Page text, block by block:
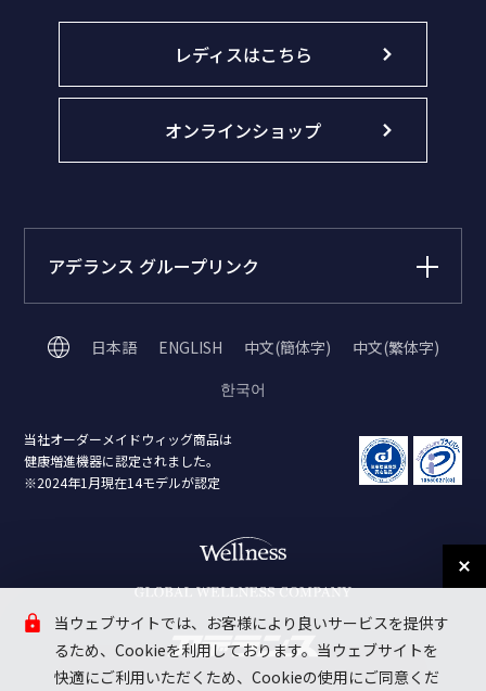
レディスはこちら
オンラインショップ
アデランス グループリンク
日本語 ENGLISH 中文(簡体字)
中文(繁体字)
한국어
当社オーダーメイドウィッグ商品は
健康増進機器に認定されました。
※2024年1月現在14モデルが認定
当ウェブサイトでは、お客様により良いサービスを提供す
るため、Cookieを利用しております。当ウェブサイトを
快適にご利用いただくため、Cookieの使用にご同意くだ